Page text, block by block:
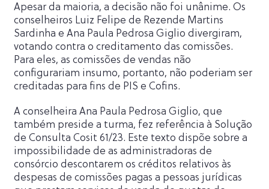
Apesar da maioria, a decisão não foi unânime. Os
conselheiros Luiz Felipe de Rezende Martins
Sardinha e Ana Paula Pedrosa Giglio divergiram,
votando contra o creditamento das comissões.
Para eles, as comissões de vendas não
configurariam insumo, portanto, não poderiam ser
creditadas para fins de PIS e Cofins.
A conselheira Ana Paula Pedrosa Giglio, que
também preside a turma, fez referência à Solução
de Consulta Cosit 61/23. Este texto dispõe sobre a
impossibilidade de as administradoras de
consórcio descontarem os créditos relativos às
despesas de comissões pagas a pessoas jurídicas